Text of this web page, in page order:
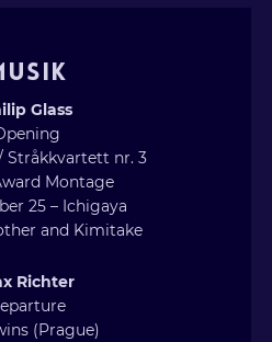
Glass
Stråkkvartett nr. 3
Montage
25 – Ichigaya
and Kimitake
Richter
(Prague)